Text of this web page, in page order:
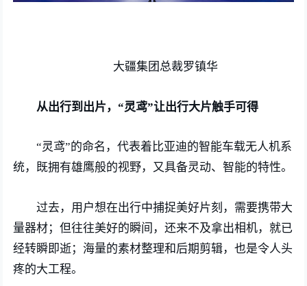
大疆集团总裁罗镇华
从出行到出片，“灵鸢”让出行大片触手可得
“灵鸢”的命名，代表着比亚迪的智能车载无人机系
统，既拥有雄鹰般的视野，又具备灵动、智能的特性。
过去，用户想在出行中捕捉美好片刻，需要携带大
量器材；但往往美好的瞬间，还来不及拿出相机，就已
经转瞬即逝；海量的素材整理和后期剪辑，也是令人头
疼的大工程。